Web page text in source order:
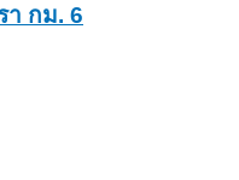
า กม. 6